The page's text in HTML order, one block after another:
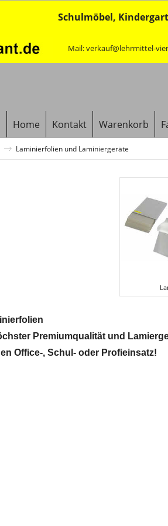
Schulmöbel,
Mail: verkauf@lehrmittel-
Home Kontakt Warenkorb
Laminierfolien und Laminiergeräte
Premiumqualität und
Office-, Schul- oder Profieinsatz!